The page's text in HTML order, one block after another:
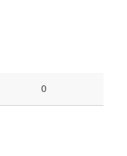
0